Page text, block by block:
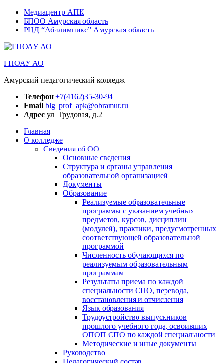
Медиацентр АПК
БПОО Амурская область
РЦД “Абилимпикс” Амурская область
ГПОАУ АО
Амурский педагогический колледж
Телефон +7(4162)35-30-94
Email blg_prof_apk@obramur.ru
Адрес ул. Трудовая, д.2
Главная
О колледже
Сведения об ОО
Основные сведения
Структура и органы управления
образовательной организацией
Документы
Образование
Реализуемые образовательные
программы с указанием учебных
предметов, курсов, дисциплин
(модулей), практики, предусмотренных
соответствующей образовательной
программой
Численность обучающихся по
реализуемым образовательным
программам
Результаты приема по каждой
специальности СПО, перевода,
восстановления и отчисления
Язык образования
Трудоустройство выпускников
прошлого учебного года, освоивших
ОПОП СПО по каждой специальности
Методические и иные документы
Руководство
Педагогический состав